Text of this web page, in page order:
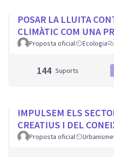
POSAR LA LLUITA
CLIMÀTIC COM UNA
Proposta oficial Ecologia
144 Suports
IMPULSEM ELS
CREATIUS I DEL
Proposta oficial Urbanisme